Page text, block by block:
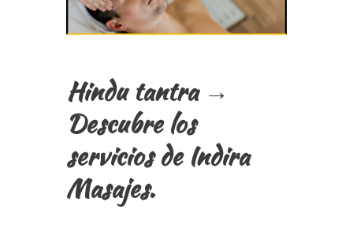
Hindu tantra →
Descubre los
servicios de Indira
Masajes.